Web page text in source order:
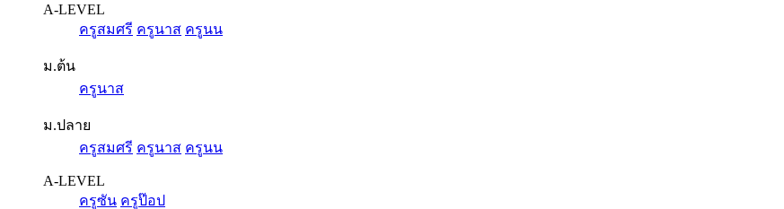
A-LEVEL
ครูสมศรี ครูนาส ครูนน
ม.ต้น
ครูนาส
ม.ปลาย
ครูสมศรี ครูนาส ครูนน
A-LEVEL
ครูซัน ครูป๊อป